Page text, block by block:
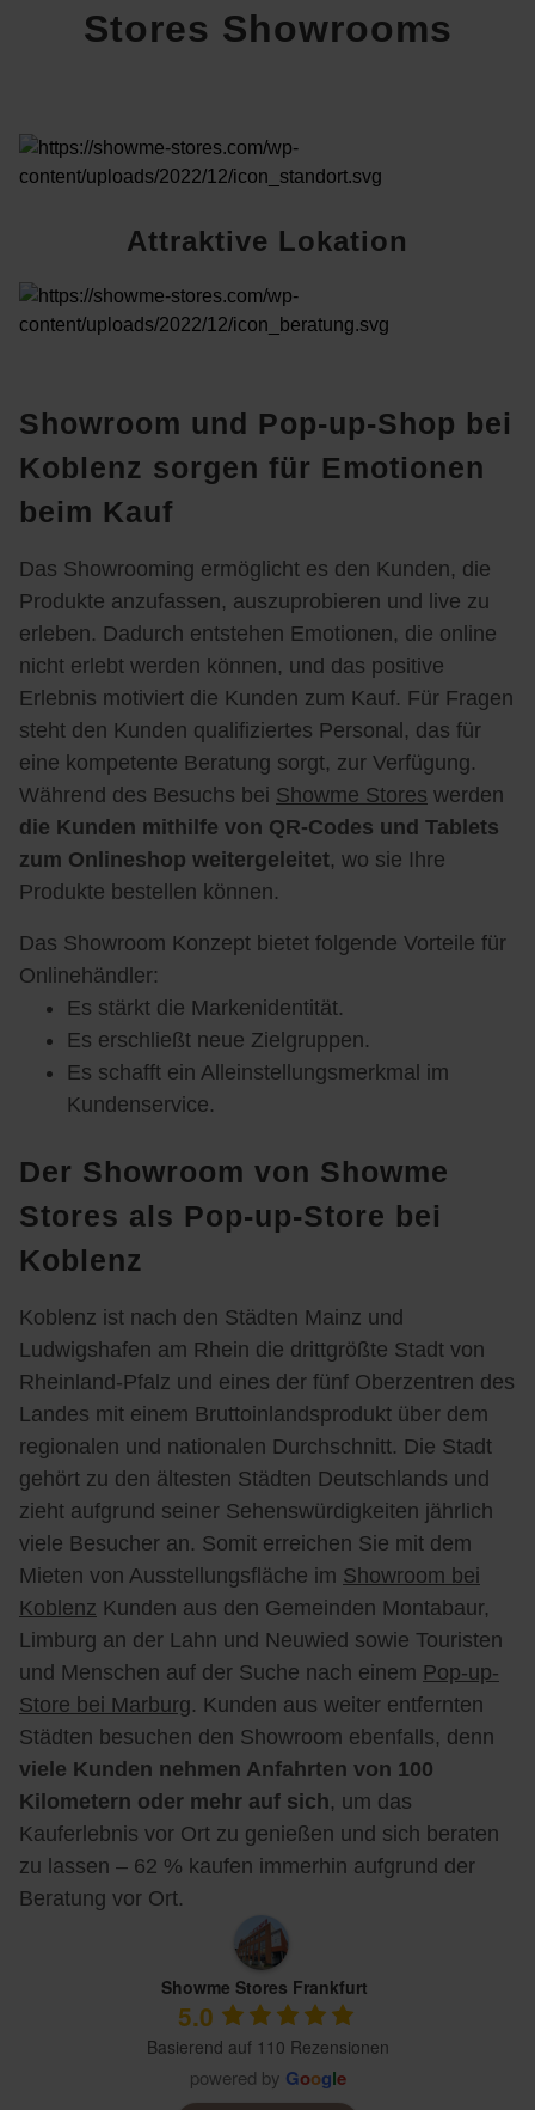
Stores Showrooms
Attraktive Lokation
Wohlfühlambiente für Ihre
Kunden
Einkauf in Ihrem Onlineshop
Showroom und Pop-up-Shop bei
Koblenz sorgen für Emotionen
beim Kauf
Das Showrooming ermöglicht es den Kunden, die
Produkte anzufassen, auszuprobieren und live zu
erleben. Dadurch entstehen Emotionen, die online
nicht erlebt werden können, und das positive
Erlebnis motiviert die Kunden zum Kauf. Für Fragen
steht den Kunden qualifiziertes Personal, das für
eine kompetente Beratung sorgt, zur Verfügung.
Während des Besuchs bei Showme Stores werden
die Kunden mithilfe von QR-Codes und Tablets
zum Onlineshop weitergeleitet, wo sie Ihre
Produkte bestellen können.
Das Showroom Konzept bietet folgende Vorteile für
Onlinehändler:
Es stärkt die Markenidentität.
Es erschließt neue Zielgruppen.
Es schafft ein Alleinstellungsmerkmal im
Kundenservice.
Der Showroom von Showme
Stores als Pop-up-Store bei
Koblenz
Koblenz ist nach den Städten Mainz und
Ludwigshafen am Rhein die drittgrößte Stadt von
Rheinland-Pfalz und eines der fünf Oberzentren des
Landes mit einem Bruttoinlandsprodukt über dem
regionalen und nationalen Durchschnitt. Die Stadt
gehört zu den ältesten Städten Deutschlands und
zieht aufgrund seiner Sehenswürdigkeiten jährlich
viele Besucher an. Somit erreichen Sie mit dem
Mieten von Ausstellungsfläche im Showroom bei
Koblenz Kunden aus den Gemeinden Montabaur,
Limburg an der Lahn und Neuwied sowie Touristen
und Menschen auf der Suche nach einem Pop-up-
Store bei Marburg. Kunden aus weiter entfernten
Städten besuchen den Showroom ebenfalls, denn
viele Kunden nehmen Anfahrten von 100
Kilometern oder mehr auf sich, um das
Kauferlebnis vor Ort zu genießen und sich beraten
zu lassen – 62 % kaufen immerhin aufgrund der
Beratung vor Ort.
Showme Stores Frankfurt
5.0
Basierend auf 110 Rezensionen
powered by Google